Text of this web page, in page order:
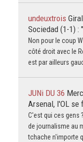
undeuxtrois
Sociedad (1-1) :
Non pour le coup
côté droit avec le
est par ailleurs
JUNi DU 36
Arsenal, l'OL se
C'est qui ces gens
de journalisme au
tchache n'importe